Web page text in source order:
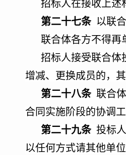
招标人在接收上述
第二十七条 以联
联合体各方不得再
招标人接受联合体
增减、更换成员的，其
第二十八条 联合
合同实施阶段的协调
第二十九条 投标
以任何方式请其他单